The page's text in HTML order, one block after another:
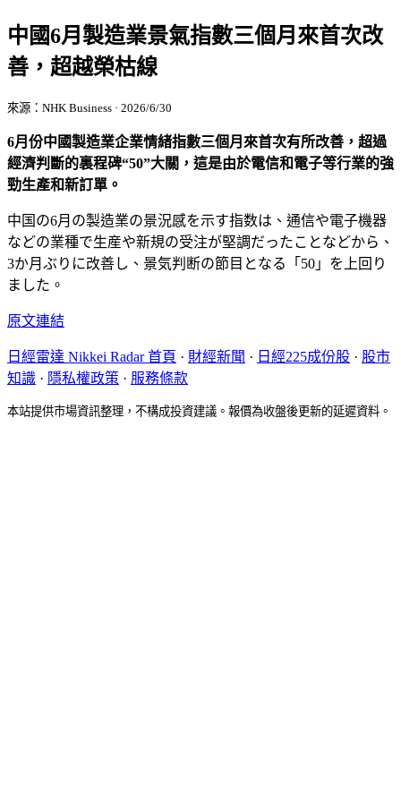
中國6月製造業景氣指數三個月來首次改
善，超越榮枯線
來源：NHK Business · 2026/6/30
6月份中國製造業企業情緒指數三個月來首次有所改善，超過
經濟判斷的裏程碑“50”大關，這是由於電信和電子等行業的強
勁生產和新訂單。
中国の6月の製造業の景況感を示す指数は、通信や電子機器
などの業種で生産や新規の受注が堅調だったことなどから、
3か月ぶりに改善し、景気判断の節目となる「50」を上回り
ました。
原文連結
日經雷達 Nikkei Radar 首頁 · 財經新聞 · 日經225成份股 · 股市
知識 · 隱私權政策 · 服務條款
本站提供市場資訊整理，不構成投資建議。報價為收盤後更新的延遲資料。